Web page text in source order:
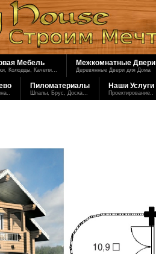
Мебель
Колодцы, Качели...
Межкомнатные Двери
Деревянные Двери для Дома
Пиломатериалы
Шпалы, Брус, Доска...
Наши Услуги
Проектирование..